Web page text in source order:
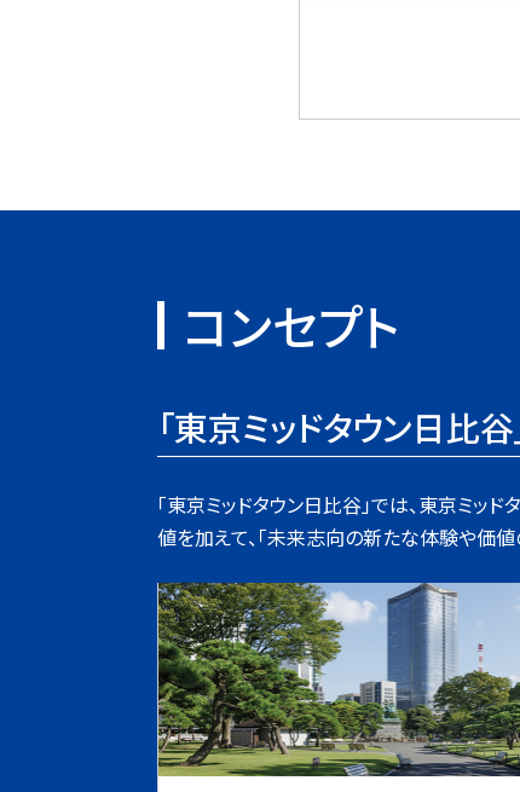
コンセプト
「東京ミッドタウン日比
「東京ミッドタウン日比谷」では、東京ミ
値を加えて、「未来志向の新たな体験や価値